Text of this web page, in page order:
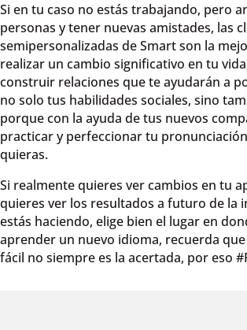
Si en tu caso no estás trabajando, pero
personas y tener nuevas amistades, las
semipersonalizadas de Smart son la
realizar un cambio significativo en tu
construir relaciones que te ayudarán a
no solo tus habilidades sociales, sino
porque con la ayuda de tus nuevos
practicar y perfeccionar tu
quieras.
Si realmente quieres ver cambios en tu
quieres ver los resultados a futuro de la
estás haciendo, elige bien el lugar en
aprender un nuevo idioma, recuerda
fácil no siempre es la acertada, por eso